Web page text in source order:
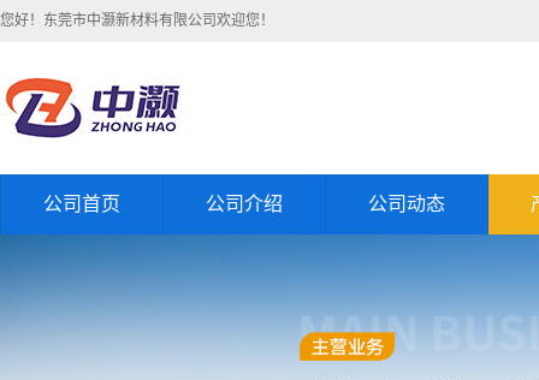
您好！东莞市中灏新材料有限公司欢迎您！
公司首页 公司介绍 公司动态